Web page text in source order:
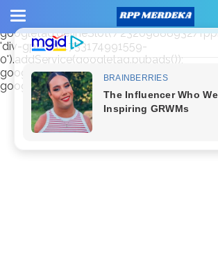
window.googletag = window.googletag ||
googletag.cmd.push(function() {
googletag.defineSlot('/23209888932/
'div-gpt-ad-1733174991559-
0').addService(googletag.pubads());
googletag.pubads().enableSingleRequest();
googletag.enableServices(); });